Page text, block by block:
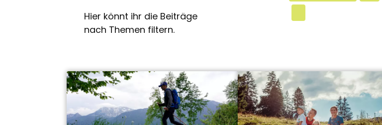
Hier könnt ihr die Beiträge
nach Themen filtern.